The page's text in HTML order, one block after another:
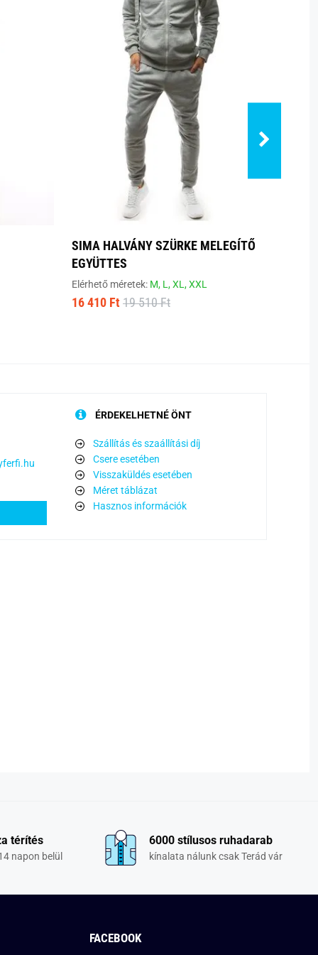
SIMA HALVÁNY SZÜRKE MELEGÍTŐ
EGYÜTTES
Elérhető méretek: M, L,XL,XXL
16 410 Ft 19 510 Ft
ÉRDEKELHETNÉ ÖNT
Szállítás és szaállítási díj
Csere esetében
Visszaküldés esetében
Méret táblázat
Hasznos információk
térítés
napon belül
6000 stílusos ruhadarab
kínalata nálunk csak Terád vár
FACEBOOK